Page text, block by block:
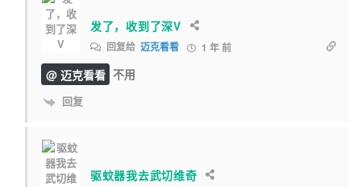
发了，收到了深V
回复给 迈克看看 1 年 前
@ 迈克看看 不用
回复
驱蚊器我去武切维奇